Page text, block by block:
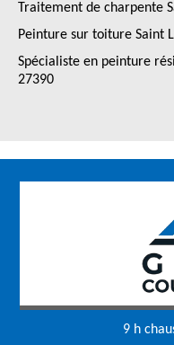
Traitement de charpente
Peinture sur toiture Saint
Spécialiste en peinture
27390
9 h